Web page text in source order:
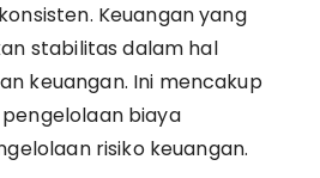
Keuangan yang
stabilitas dalam hal
keuangan. Ini mencakup
biaya
risiko keuangan.